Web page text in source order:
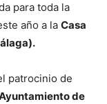
para toda la
año a la Casa
patrocinio de
de